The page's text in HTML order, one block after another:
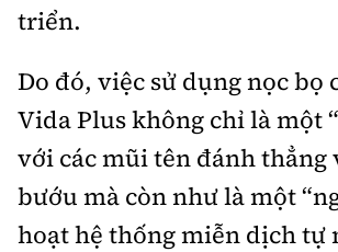
triển.
Do đó, việc sử dụng nọc bọ
Vida Plus không chỉ là một
với các mũi tên đánh thẳng
bướu mà còn như là một
hoạt hệ thống miễn dịch tự